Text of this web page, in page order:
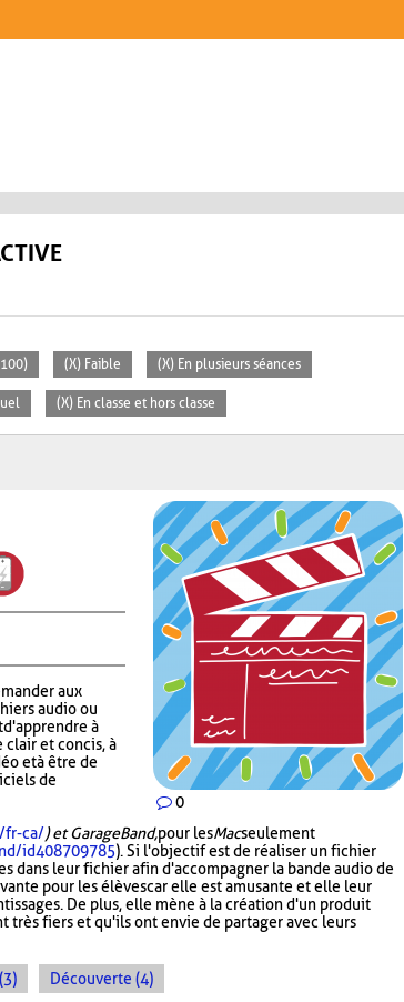
(X) Faible (X) En plusieurs séances
(X) En classe et hors classe
0
aux
audio ou
à
et concis, à
et à être de
de
fr-ca/) et GarageBand,pour lesMacseulement
id408709785). Si l'objectif est de réaliser un fichier
dans leur fichier afin d'accompagner la bande audio de
pour les élèves car elle est amusante et elle leur
De plus, elle mène à la création d'un produit
très fiers et qu'ils ont envie de partager avec leurs
Découverte (4)